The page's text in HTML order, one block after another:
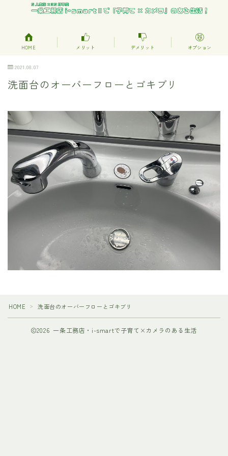
HOME メリット デメリット オプション
2021.08.07
洗面台のオーバーフローとゴキブリ
HOME ＞ 洗面台のオーバーフローとゴキブリ
2026 一条工務店・i-smartで子育て×カメラのある生活